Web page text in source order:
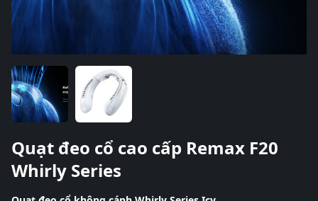
Quạt đeo cổ cao cấp Remax F20
Whirly Series